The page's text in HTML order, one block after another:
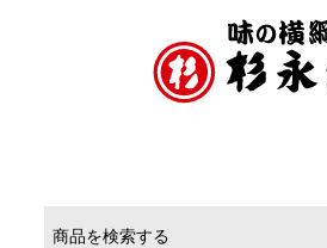
商品を検索する